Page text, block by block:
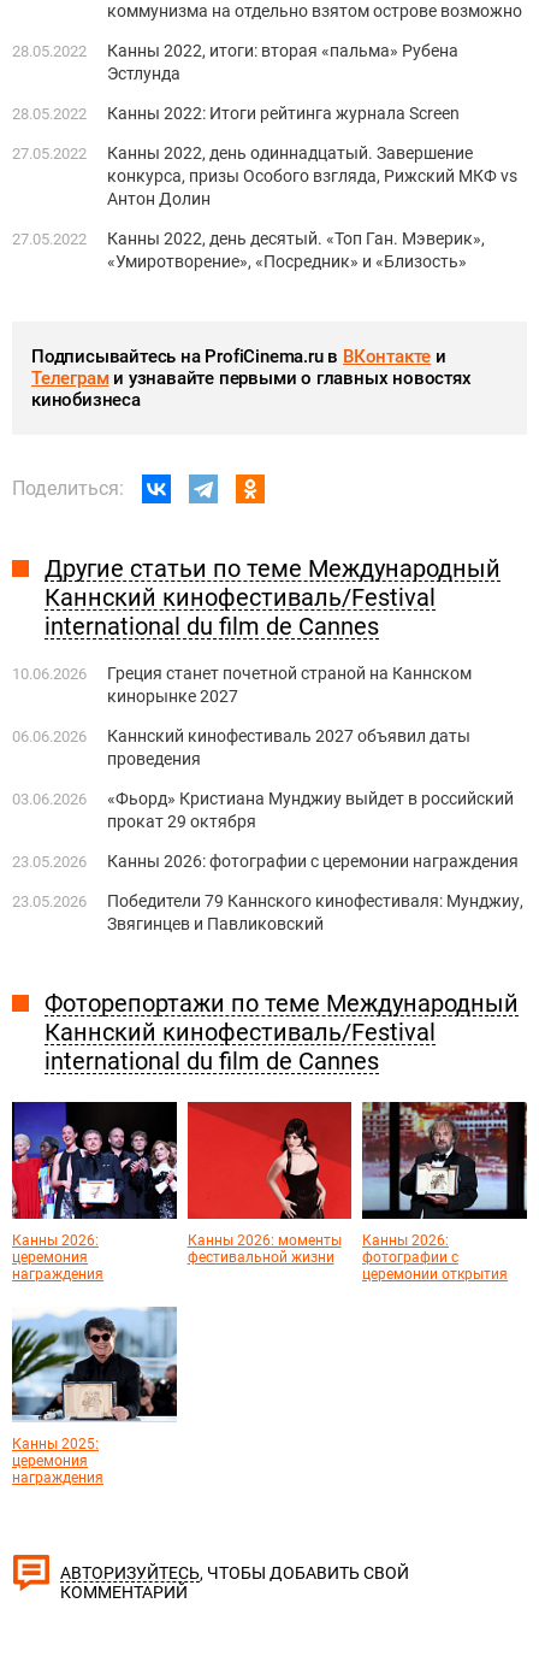
коммунизма на отдельно взятом острове возможно
28.05.2022
Канны 2022, итоги: вторая «пальма» Рубена
Эстлунда
28.05.2022 Канны 2022: Итоги рейтинга журнала Screen
27.05.2022
Канны 2022, день одиннадцатый. Завершение
конкурса, призы Особого взгляда, Рижский МКФ vs
Антон Долин
27.05.2022
Канны 2022, день десятый. «Топ Ган. Мэверик»,
«Умиротворение», «Посредник» и «Близость»
Подписывайтесь на ProfiCinema.ru в ВКонтакте и
Телеграми узнавайте первыми о главных новостях
кинобизнеса
Поделиться:
Другие статьи по теме Международный
Каннский кинофестиваль/Festival
international du film de Cannes
10.06.2026
Греция станет ​​почетной страной на Каннском
кинорынке 2027
06.06.2026
Каннский кинофестиваль 2027 объявил даты
проведения
03.06.2026
«Фьорд» Кристиана Мунджиу выйдет в российский
прокат 29 октября
23.05.2026 Канны 2026: фотографии с церемонии награждения
23.05.2026
Победители 79 Каннского кинофестиваля: Мунджиу,
Звягинцев и Павликовский
Фоторепортажи по теме Международный
Каннский кинофестиваль/Festival
international du film de Cannes
Канны 2026:
церемония
награждения
Канны 2026: моменты
фестивальной жизни
Канны 2026:
фотографии с
церемонии открытия
Канны 2025:
церемония
награждения
АВТОРИЗУЙТЕСЬ, ЧТОБЫ ДОБАВИТЬ СВОЙ
КОММЕНТАРИЙ